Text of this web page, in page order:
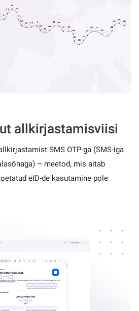
allkirjastamisviisi
SMS OTP-ga (SMS-iga
– meetod, mis aitab
eID-de kasutamine pole